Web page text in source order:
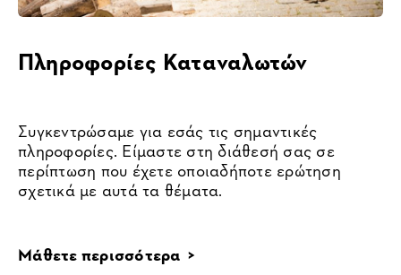
Πληροφορίες Καταναλωτών
Συγκεντρώσαμε για εσάς τις σημαντικές
πληροφορίες. Είμαστε στη διάθεσή σας σε
περίπτωση που έχετε οποιαδήποτε ερώτηση
σχετικά με αυτά τα θέματα.
Μάθετε περισσότερα >